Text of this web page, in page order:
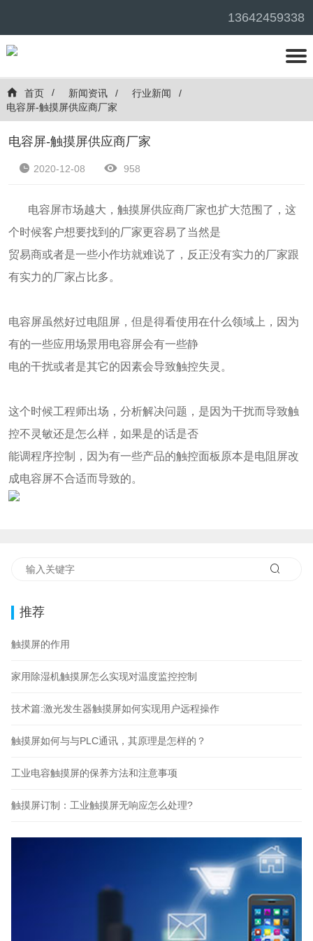
13642459338
首页 新闻资讯
行业新闻
电容屏-触摸屏供应商厂家
电容屏-触摸屏供应商厂家
2020-12-08 958
电容屏市场越大，触摸屏供应商厂家也扩大范围了，这
个时候客户想要找到的厂家更容易了当然是
贸易商或者是一些小作坊就难说了，反正没有实力的厂家跟
有实力的厂家占比多。
电容屏虽然好过电阻屏，但是得看使用在什么领域上，因为
有的一些应用场景用电容屏会有一些静
电的干扰或者是其它的因素会导致触控失灵。
这个时候工程师出场，分析解决问题，是因为干扰而导致触
控不灵敏还是怎么样，如果是的话是否
能调程序控制，因为有一些产品的触控面板原本是电阻屏改
成电容屏不合适而导致的。
推荐
触摸屏的作用
家用除湿机触摸屏怎么实现对温度监控控制
技术篇:激光发生器触摸屏如何实现用户远程操作
触摸屏如何与与PLC通讯，其原理是怎样的？
工业电容触摸屏的保养方法和注意事项
触摸屏订制：工业触摸屏无响应怎么处理?